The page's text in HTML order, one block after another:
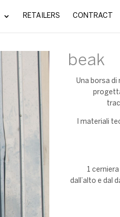
RETAILERS CONTRACT
beak
Una borsa di
I materiali
1
dall’alto e dal